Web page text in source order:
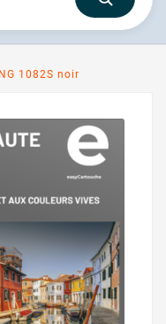
1082S noir